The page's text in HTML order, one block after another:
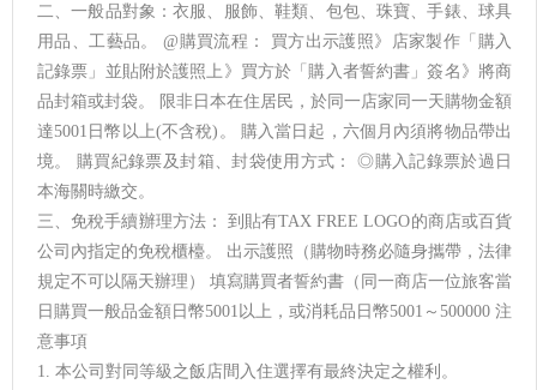
二、一般品對象：衣服、服飾、鞋類、包包、珠寶、手錶、球具
用品、工藝品。 @購買流程： 買方出示護照》店家製作「購入
記錄票」並貼附於護照上》買方於「購入者誓約書」簽名》將商
品封箱或封袋。 限非日本在住居民，於同一店家同一天購物金額
達5001日幣以上(不含稅)。 購入當日起，六個月內須將物品帶出
境。 購買紀錄票及封箱、封袋使用方式： ◎購入記錄票於過日
本海關時繳交。
三、免稅手續辦理方法： 到貼有TAX FREE LOGO的商店或百貨
公司內指定的免稅櫃檯。 出示護照（購物時務必隨身攜帶，法律
規定不可以隔天辦理） 填寫購買者誓約書（同一商店一位旅客當
日購買一般品金額日幣5001以上，或消耗品日幣5001～500000 注
意事項
1. 本公司對同等級之飯店間入住選擇有最終決定之權利。